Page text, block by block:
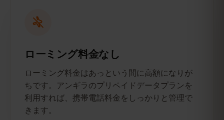
ローミング料金なし
ローミング料金はあっという間に高額になりが
ちです。アンギラのプリペイドデータプランを
利用すれば、携帯電話料金をしっかりと管理で
きます。